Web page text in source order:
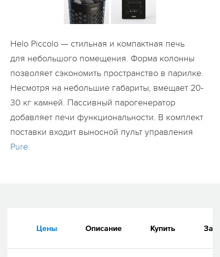
Helo Piccolo — cтильная и компактная печь
для небольшого помещения. Форма колонны
позволяет сэкономить пространство в парилке.
Несмотря на небольшие габариты, вмещает 20-
30 кг камней. Пассивный парогенератор
добавляет печи функциональности. В комплект
поставки входит выносной пульт управления
Pure.
Цены Описание Купить